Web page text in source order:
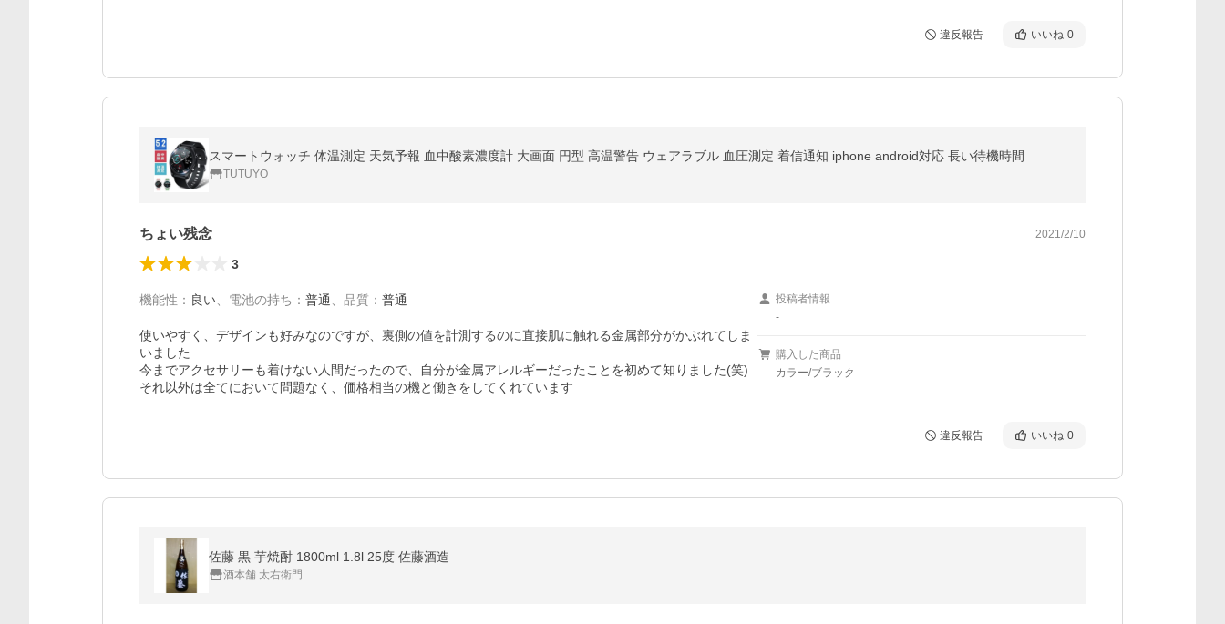
違反報告 いいね 0
スマートウォッチ 体温測定 天気予報 血中酸素濃度計 大画面 円型 高温警告 ウェアラブル 血圧測定 着信通知 iphone android対応 長い待機時間
TUTUYO
ちょい残念 2021/2/10
3
機能性 ： 良い 電池の持ち ： 普通 品質 ： 普通
使いやすく、デザインも好みなのですが、裏側の値を計測するのに直接肌に触れる金属部分がかぶれてしま
いました
今までアクセサリーも着けない人間だったので、自分が金属アレルギーだったことを初めて知りました(笑)
それ以外は全てにおいて問題なく、価格相当の機と働きをしてくれています
投稿者情報
-
購入した商品
カラー/ブラック
違反報告 いいね 0
佐藤 黒 芋焼酎 1800ml 1.8l 25度 佐藤酒造
酒本舗 太右衛門